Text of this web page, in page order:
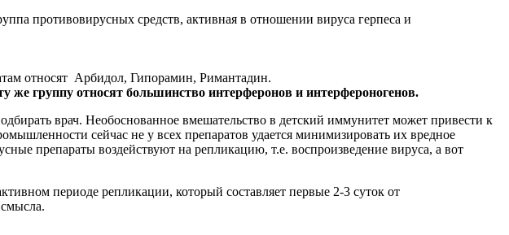
противовирусных средств, активная в отношении вируса герпеса и
относят Арбидол, Гипорамин, Римантадин.
же группу относят большинство интерферонов и интерфероногенов.
врач. Необоснованное вмешательство в детский иммунитет может привести к
сейчас не у всех препаратов удается минимизировать их вредное
препараты воздействуют на репликацию, т.е. воспроизведение вируса, а вот
периоде репликации, который составляет первые 2-3 суток от